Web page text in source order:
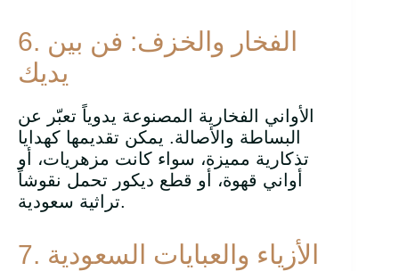
6. الفخار والخزف: فن بين
يديك
الأواني الفخارية المصنوعة يدوياً تعبّر عن
البساطة والأصالة. يمكن تقديمها كهدايا
تذكارية مميزة، سواء كانت مزهريات، أو
أواني قهوة، أو قطع ديكور تحمل نقوشاً
تراثية سعودية.
7. الأزياء والعبايات السعودية